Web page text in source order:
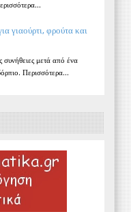
γιαούρτι, φρούτα και
μετά από ένα
Περισσότερα...